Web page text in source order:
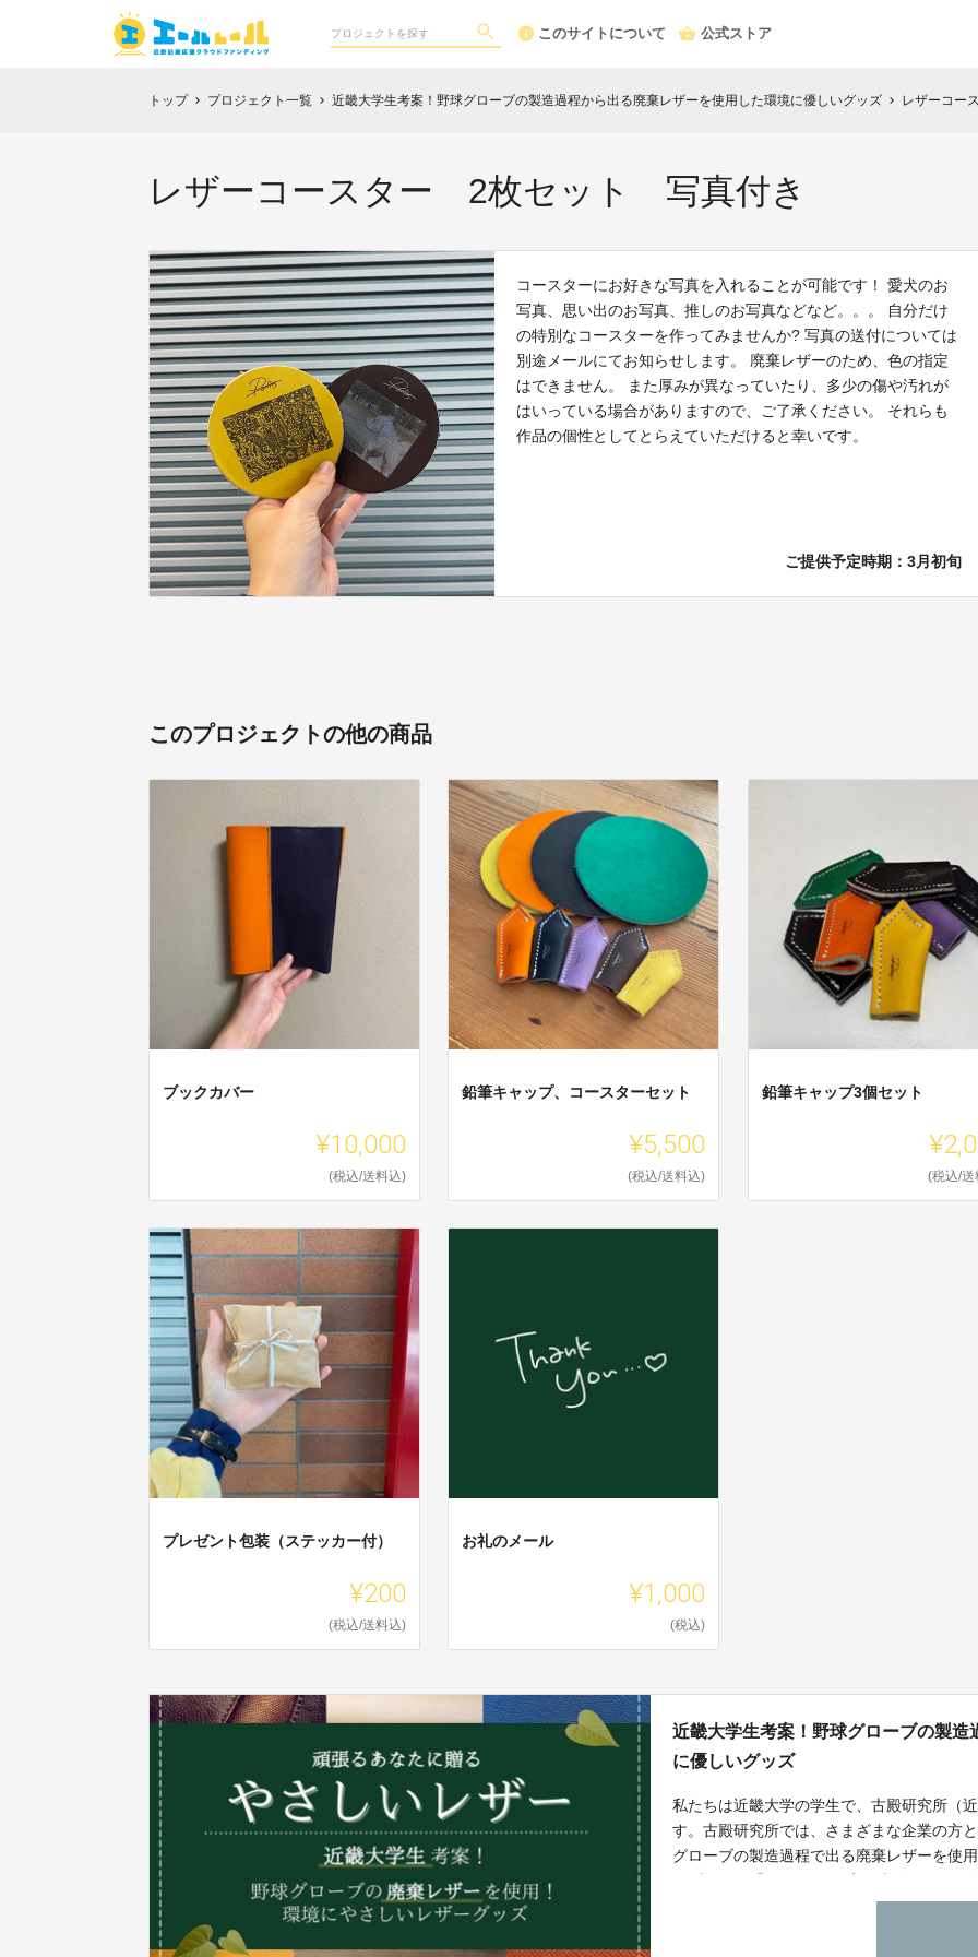
このサイトについて 公式ストア
トップ chevron_right プロジェクト一覧 chevron_right 近畿大学生考案！野球グローブの製造過程から出る廃棄レザーを使用した環境に優しいグッズ chevron_right レザーコー
レザーコースター 2枚セット 写真付き
コースターにお好きな写真を入れることが可能です！ 愛犬のお
写真、思い出のお写真、推しのお写真などなど。。。 自分だけ
の特別なコースターを作ってみませんか? 写真の送付については
別途メールにてお知らせします。 廃棄レザーのため、色の指定
はできません。 また厚みが異なっていたり、多少の傷や汚れが
はいっている場合がありますので、ご了承ください。 それらも
作品の個性としてとらえていただけると幸いです。
ご提供予定時期：3月初旬
このプロジェクトの他の商品
ブックカバー
¥10,000
(税込/送料込)
鉛筆キャップ、コースターセット
¥5,500
(税込/送料込)
鉛筆キャップ3個セット
(税込/送
プレゼント包装（ステッカー付）
¥200
(税込/送料込)
お礼のメール
¥1,000
(税込)
近畿大学生考案！野球グローブの製
に優しいグッズ
私たちは近畿大学の学生で、古殿研究所（
す。古殿研究所では、さまざまな企業の方
グローブの製造過程で出る廃棄レザーを使
のブランド「Pothos.」を立ち上げました
い込むほど味わい深く、温かみのあるグッ